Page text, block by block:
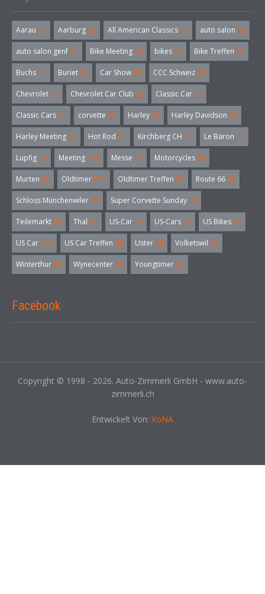
Aarau (3) Aarburg (3) All American Classics (3) auto salon (3)
auto salon genf (3) Bike Meeting (4) bikes (5) Bike Treffen (5)
Buchs (4) Buriet (3) Car Show (3) CCC Schweiz (3)
Chevrolet (3) Chevrolet Car Club (3) Classic Car (3)
Classic Cars (3) corvette (6) Harley (7) Harley Davidson (3)
Harley Meeting (5) Hot Rod (4) Kirchberg CH (4) Le Baron (4)
Lupfig (3) Meeting (18) Messe (5) Motorcycles (4)
Murten (3) Oldtimer (32) Oldtimer Treffen (5) Route 66 (3)
Schloss Münchenwiler (3) Super Corvette Sunday (5)
Teilemarkt (4) Thal (3) US-Car (6) US-Cars (7) US Bikes (5)
US Car (57) US Car Treffen (6) Uster (4) Volketswil (3)
Winterthur (3) Wynecenter (3) Youngtimer (5)
Facebook
Copyright © 1998 - 2026. Auto-Zimmerli GmbH - www.auto-
zimmerli.ch
Entwickelt Von: XoNA